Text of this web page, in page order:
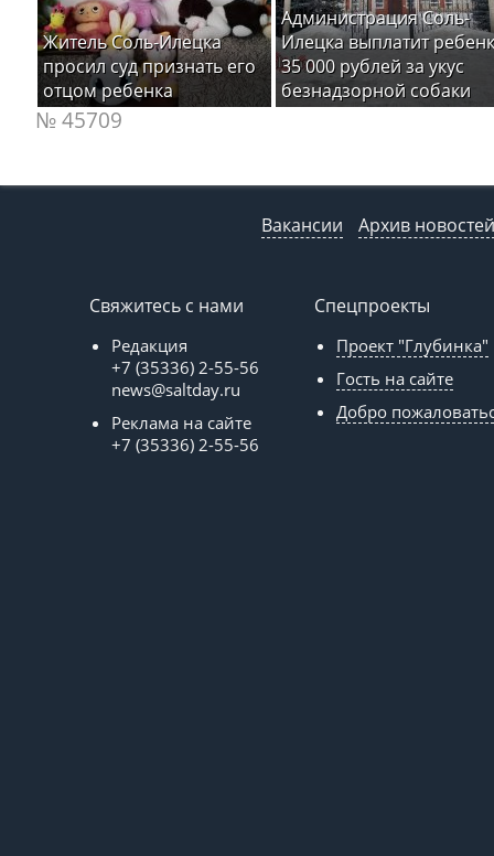
Житель Соль-Илецка
просил суд признать его
отцом ребенка
Администрация Соль-
Илецка выплатит
35 000 рублей за укус
безнадзорной собаки
№ 45709
Вакансии Архив новостей
Свяжитесь с нами
Редакция
+7 (35336) 2-55-56
news@saltday.ru
Реклама на сайте
+7 (35336) 2-55-56
Спецпроекты
Проект "Глубинка"
Гость на сайте
Добро